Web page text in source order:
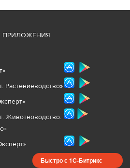
ПРИЛОЖЕНИЯ
»
Растениеводство»
Животноводство.
Быстро с 1С-Битрикс